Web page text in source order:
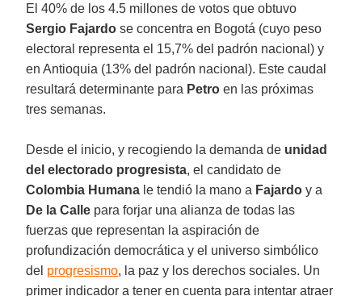
El 40% de los 4.5 millones de votos que obtuvo
Sergio Fajardo se concentra en Bogotá (cuyo peso
electoral representa el 15,7% del padrón nacional) y
en Antioquia (13% del padrón nacional). Este caudal
resultará determinante para Petro en las próximas
tres semanas.
Desde el inicio, y recogiendo la demanda de unidad
del electorado progresista, el candidato de
Colombia Humana le tendió la mano a Fajardo y a
De la Calle para forjar una alianza de todas las
fuerzas que representan la aspiración de
profundización democrática y el universo simbólico
del progresismo, la paz y los derechos sociales. Un
primer indicador a tener en cuenta para intentar atraer